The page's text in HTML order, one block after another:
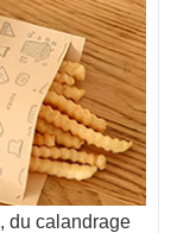
du calandrage